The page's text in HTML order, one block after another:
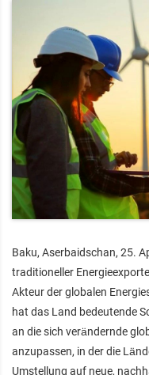
Baku, Aserbaidschan, 25.
traditioneller
Akteur der globalen
hat das Land bedeutende
an die sich verändernde
anzupassen, in der die
Umstellung auf neue,